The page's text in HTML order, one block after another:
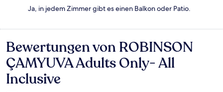
Ja, in jedem Zimmer gibt es einen Balkon oder Patio.
Bewertungen
Bewertungen von ROBINSON
ÇAMYUVA Adults Only- All
Inclusive